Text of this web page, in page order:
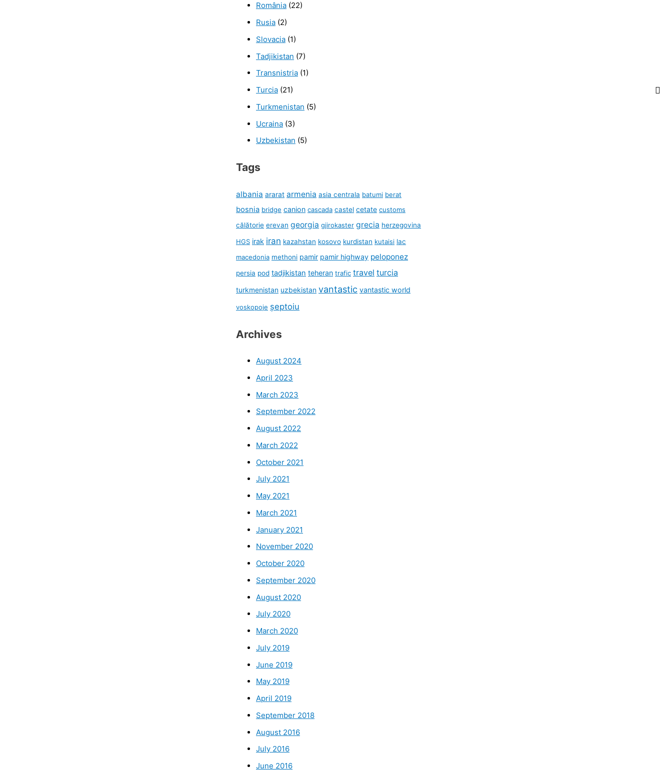
România (22)
Rusia (2)
Slovacia (1)
Tadjikistan (7)
Transnistria (1)
Turcia (21)
Turkmenistan (5)
Ucraina (3)
Uzbekistan (5)
Tags
albania ararat armenia asia centrala batumi berat
bosnia bridge canion cascada castel cetate customs
călătorie erevan georgia gjirokaster grecia herzegovina
HGS irak iran kazahstan kosovo kurdistan kutaisi lac
macedonia methoni pamir pamir highway peloponez
persia pod tadjikistan teheran trafic travel turcia
turkmenistan uzbekistan vantastic vantastic world
voskopoje șeptoiu
Archives
August 2024
April 2023
March 2023
September 2022
August 2022
March 2022
October 2021
July 2021
May 2021
March 2021
January 2021
November 2020
October 2020
September 2020
August 2020
July 2020
March 2020
July 2019
June 2019
May 2019
April 2019
September 2018
August 2016
July 2016
June 2016